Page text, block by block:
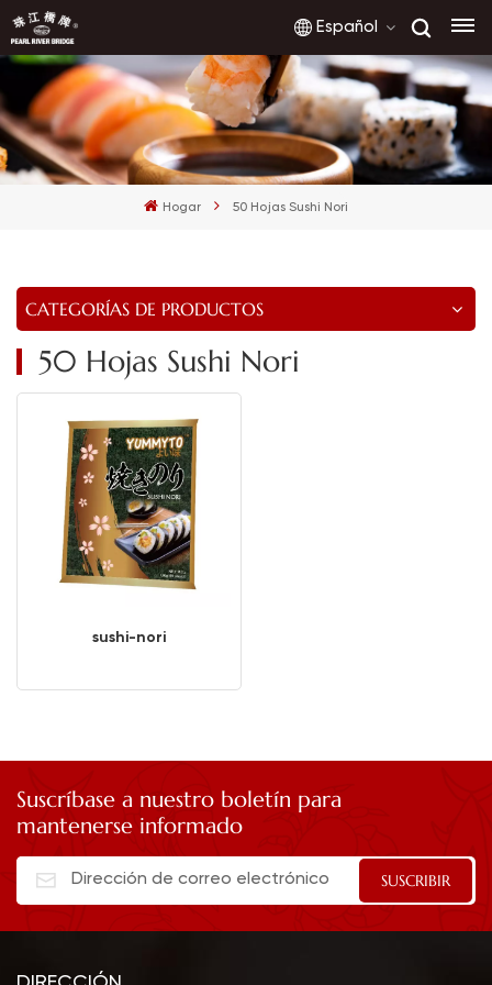
Español
English
français
Hogar 50 Hojas Sushi Nori
CATEGORÍAS DE PRODUCTOS
50 Hojas Sushi Nori
sushi-nori
Suscríbase a nuestro boletín para
mantenerse informado